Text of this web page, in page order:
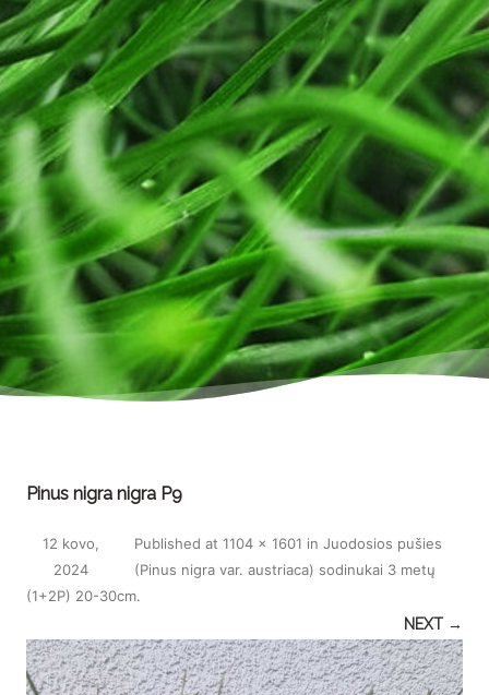
Pinus nigra nigra P9
Published
12 kovo,
2024
at 1104 × 1601 in Juodosios pušies
(Pinus nigra var. austriaca) sodinukai 3 metų
(1+2P) 20-30cm.
NEXT →